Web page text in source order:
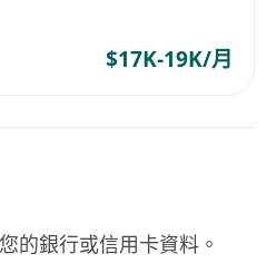
$17K-19K/月
的銀行或信用卡資料。